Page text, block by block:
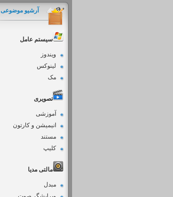
آرشیو موضوعی
سیستم عامل
ویندوز
لینوکس
مک
تصویری
آموزشی
انیمیشن و کارتون
مستند
کلیپ
مالتی مدیا
مبدل